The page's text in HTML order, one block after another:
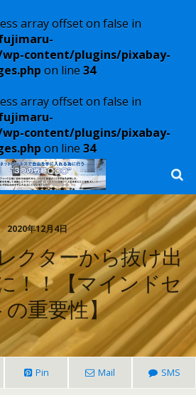
array offset on false in
content/plugins/pixabay-
on line 34
array offset on false in
content/plugins/pixabay-
on line 34
2020年12月4日
クターから抜け出
！！【マインドセ
重要性】
Pin Mail SMS